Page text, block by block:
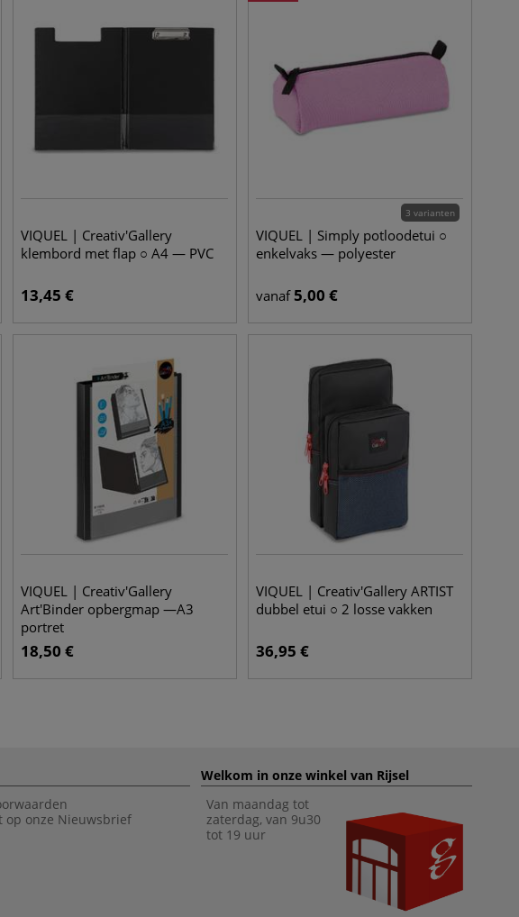
VIQUEL | Creativ'Gallery
klembord met flap ○ A4 — PVC
13,45 €
3 varianten
VIQUEL | Simply potloodetui ○
enkelvaks — polyester
vanaf 5,00 €
VIQUEL | Creativ'Gallery
Art'Binder opbergmap —A3
portret
18,50 €
VIQUEL | Creativ'Gallery ARTIST
dubbel etui ○ 2 losse vakken
36,95 €
op onze Nieuwsbrief
Welkom in onze winkel van Rijsel
Van maandag tot
zaterdag, van 9u30
tot 19 uur